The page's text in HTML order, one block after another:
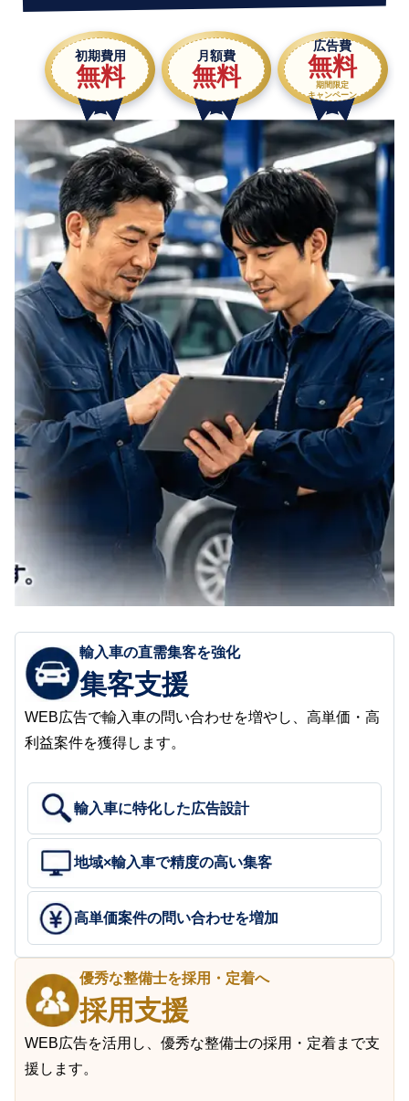
初期費用
無料
月額費
無料
広告費
無料
期間限定
キャンペーン
輸入車の直需集客を強化
集客支援
WEB広告で輸入車の問い合わせを増やし、高単価・高
利益案件を獲得します。
輸入車に特化した広告設計
地域×輸入車で精度の高い集客
高単価案件の問い合わせを増加
優秀な整備士を採用・定着へ
採用支援
WEB広告を活用し、優秀な整備士の採用・定着まで支
援します。